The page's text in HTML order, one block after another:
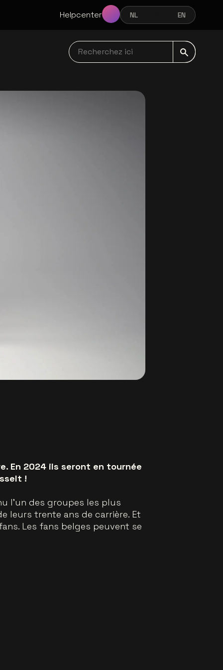
Helpcenter NEDERLANDS
NL FRANÇAISENGLISH
EN
Recherchez ici navbar
En 2024 ils seront en tournée
!
l'un des groupes les plus
leurs trente ans de carrière. Et
Les fans belges peuvent se